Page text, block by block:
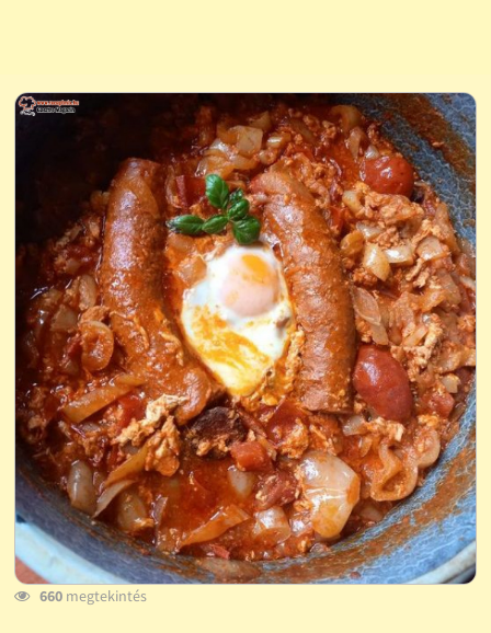
660megtekintés